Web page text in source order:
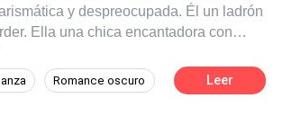
y despreocupada. Él un ladrón
con
se
Romance oscuro Leer